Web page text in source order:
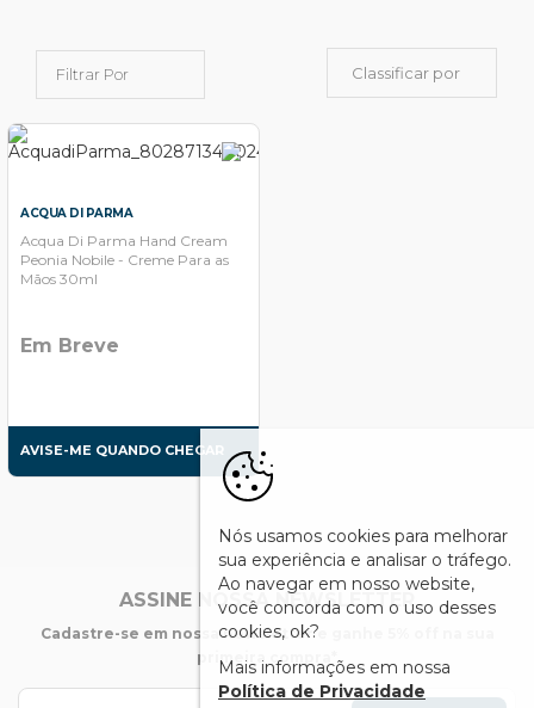
Filtrar Por Classificar por
ACQUA DI PARMA
Acqua Di Parma Hand Cream
Peonia Nobile - Creme Para as
Mãos 30ml
Em Breve
AVISE-ME QUANDO CHEGAR
ASSINE NOSSA NEWSLETTER
Cadastre-se em nossa newsletter e ganhe 5% off na sua
primeira compra*
Nós usamos cookies para melhorar
sua experiência e analisar o tráfego.
Ao navegar em nosso website,
você concorda com o uso desses
cookies, ok?
Mais informações em nossa
Política de Privacidade